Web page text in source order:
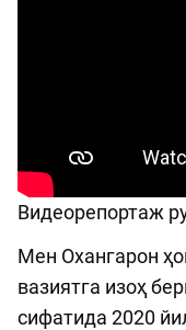
Видеорепортаж
Мен Охангарон
вазиятга изоҳ
сифатида 2020